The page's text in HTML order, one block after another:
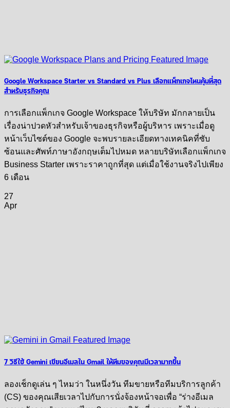
Google Workspace Starter vs Standard vs Plus เลือกแพ็กเกจไหนคุ้มที่สุด
สำหรับธุรกิจคุณ
การเลือกแพ็กเกจ Google Workspace ให้บริษัท มักกลายเป็น
เรื่องน่าปวดหัวสำหรับเจ้าของธุรกิจหรือผู้บริหาร เพราะเมื่อดู
หน้าเว็บไซต์ของ Google จะพบรายละเอียดทางเทคนิคที่ซับ
ซ้อนและศัพท์ภาษาอังกฤษเต็มไปหมด หลายบริษัทเลือกแพ็กเกจ
Business Starter เพราะราคาถูกที่สุด แต่เมื่อใช้งานจริงไปเพียง
6 เดือน
27
Apr
7 วิธีใช้ Gemini เขียนอีเมลใน Gmail ให้ทีมของคุณมีเวลามากขึ้น
ลองเช็กดูเล่น ๆ ไหมว่า ในหนึ่งวัน ทีมขายหรือทีมบริการลูกค้า
(CS) ของคุณเสียเวลาไปกับการนั่งจ้องหน้าจอเพื่อ “ร่างอีเมล